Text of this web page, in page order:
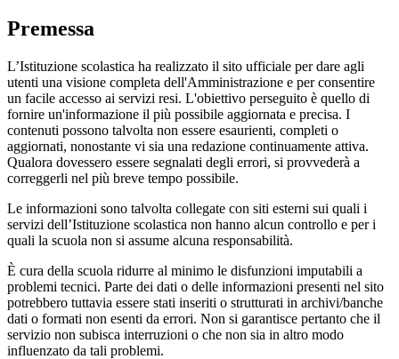
Premessa
L’Istituzione scolastica ha realizzato il sito ufficiale per dare agli
utenti una visione completa dell'Amministrazione e per consentire
un facile accesso ai servizi resi. L'obiettivo perseguito è quello di
fornire un'informazione il più possibile aggiornata e precisa. I
contenuti possono talvolta non essere esaurienti, completi o
aggiornati, nonostante vi sia una redazione continuamente attiva.
Qualora dovessero essere segnalati degli errori, si provvederà a
correggerli nel più breve tempo possibile.
Le informazioni sono talvolta collegate con siti esterni sui quali i
servizi dell’Istituzione scolastica non hanno alcun controllo e per i
quali la scuola non si assume alcuna responsabilità.
È cura della scuola ridurre al minimo le disfunzioni imputabili a
problemi tecnici. Parte dei dati o delle informazioni presenti nel sito
potrebbero tuttavia essere stati inseriti o strutturati in archivi/banche
dati o formati non esenti da errori. Non si garantisce pertanto che il
servizio non subisca interruzioni o che non sia in altro modo
influenzato da tali problemi.